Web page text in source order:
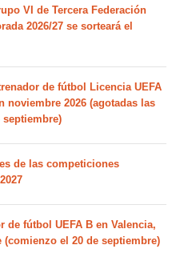
VI de Tercera Federación
2026/27 se sorteará el
de fútbol Licencia UEFA
noviembre 2026 (agotadas las
de las competiciones
de fútbol UEFA B en Valencia,
el 20 de septiembre)